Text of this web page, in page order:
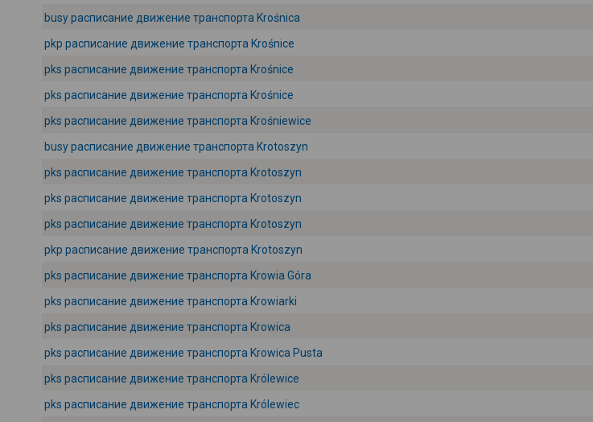
busy расписание движение транспорта Krośnica
pkp расписание движение транспорта Krośnice
pks расписание движение транспорта Krośnice
pks расписание движение транспорта Krośnice
pks расписание движение транспорта Krośniewice
busy расписание движение транспорта Krotoszyn
pks расписание движение транспорта Krotoszyn
pks расписание движение транспорта Krotoszyn
pks расписание движение транспорта Krotoszyn
pkp расписание движение транспорта Krotoszyn
pks расписание движение транспорта Krowia Góra
pks расписание движение транспорта Krowiarki
pks расписание движение транспорта Krowica
pks расписание движение транспорта Krowica Pusta
pks расписание движение транспорта Królewice
pks расписание движение транспорта Królewiec